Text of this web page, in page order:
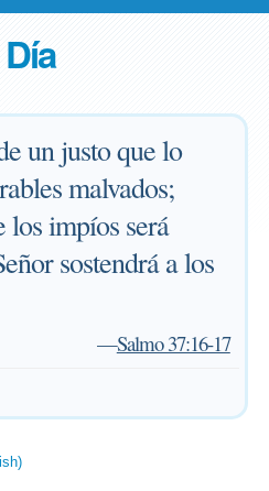
un justo que lo
malvados;
los impíos será
sostendrá a los
—Salmo 37:16-17